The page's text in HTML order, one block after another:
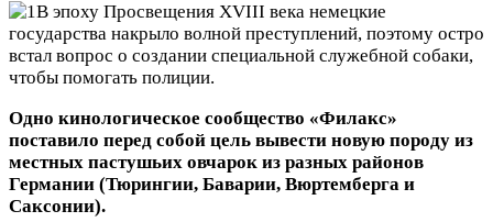
В эпоху Просвещения XVIII века немецкие
государства накрыло волной преступлений, поэтому остро
встал вопрос о создании специальной служебной собаки,
чтобы помогать полиции.
Одно кинологическое сообщество «Филакс»
поставило перед собой цель вывести новую породу из
местных пастушьих овчарок из разных районов
Германии (Тюрингии, Баварии, Вюртемберга и
Саксонии).